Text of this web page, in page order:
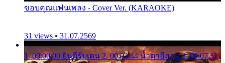
ขอบคุณแฟนเพลง - Cover Ver. (KARAOKE)
31 views • 31.07.2569
1. 00:00:00 ยินดีรับเดน 2. 00:03:44 น้ำตาอีสาน 3. 00:07:51